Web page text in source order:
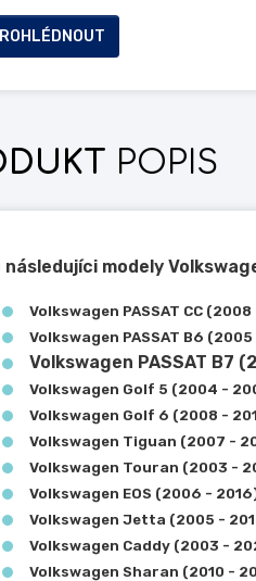
POPIS
následujíci modely
Volkswagen PASSAT CC
Volkswagen PASSAT B6
Volkswagen PASSAT B7
Volkswagen Golf 5 (2004 -
Volkswagen Golf 6 (2008 -
Volkswagen Tiguan (2007 -
Volkswagen Touran (2003 -
Volkswagen EOS (2006 -
Volkswagen Jetta (2005 -
Volkswagen Caddy (2003 -
Volkswagen Sharan (2010 -